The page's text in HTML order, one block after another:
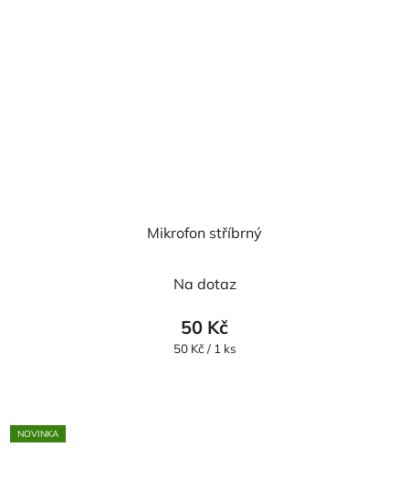
Mikrofon stříbrný
Na dotaz
50 Kč
Měrná
50 Kč / 1 ks
NOVINKA